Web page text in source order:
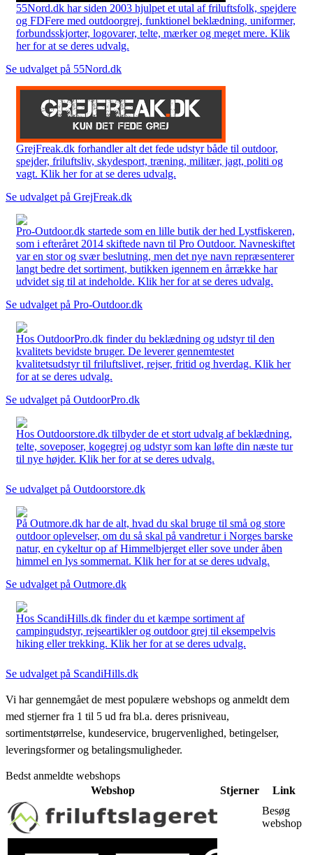
55Nord.dk har siden 2003 hjulpet et utal af friluftsfolk, spejdere
og FDFere med outdoorgrej, funktionel beklædning, uniformer,
forbundsskjorter, logovarer, telte, mærker og meget mere. Klik
her for at se deres udvalg.
Se udvalget på 55Nord.dk
GrejFreak.dk forhandler alt det fede udstyr både til outdoor,
spejder, friluftsliv, skydesport, træning, militær, jagt, politi og
vagt. Klik her for at se deres udvalg.
Se udvalget på GrejFreak.dk
Pro-Outdoor.dk startede som en lille butik der hed Lystfiskeren,
som i efteråret 2014 skiftede navn til Pro Outdoor. Navneskiftet
var en stor og svær beslutning, men det nye navn repræsenterer
langt bedre det sortiment, butikken igennem en årrække har
udvidet sig til at indeholde. Klik her for at se deres udvalg.
Se udvalget på Pro-Outdoor.dk
Hos OutdoorPro.dk finder du beklædning og udstyr til den
kvalitets bevidste bruger. De leverer gennemtestet
kvalitetsudstyr til friluftslivet, rejser, fritid og hverdag. Klik her
for at se deres udvalg.
Se udvalget på OutdoorPro.dk
Hos Outdoorstore.dk tilbyder de et stort udvalg af beklædning,
telte, soveposer, kogegrej og udstyr som kan løfte din næste tur
til nye højder. Klik her for at se deres udvalg.
Se udvalget på Outdoorstore.dk
På Outmore.dk har de alt, hvad du skal bruge til små og store
outdoor oplevelser, om du så skal på vandretur i Norges barske
natur, en cykeltur op af Himmelbjerget eller sove under åben
himmel en lys sommernat. Klik her for at se deres udvalg.
Se udvalget på Outmore.dk
Hos ScandiHills.dk finder du et kæmpe sortiment af
campingudstyr, rejseartikler og outdoor grej til eksempelvis
hiking eller trekking. Klik her for at se deres udvalg.
Se udvalget på ScandiHills.dk
Vi har gennemgået de mest populære webshops og anmeldt dem
med stjerner fra 1 til 5 ud fra bl.a. deres prisniveau,
sortimentstørrelse, kundeservice, brugervenlighed, betingelser,
leveringsformer og betalingsmuligheder.
Bedst anmeldte webshops
Webshop
Stjerner
Link
Besøg
webshop